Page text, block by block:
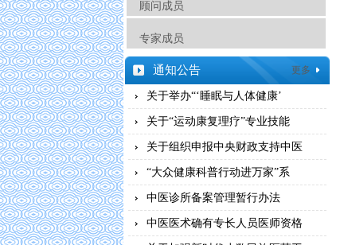
通知公告 更多
关于举办“‘睡眠与人体健康’
关于“运动康复理疗”专业技能
关于组织申报中央财政支持中医
“大众健康科普行动进万家”系
中医诊所备案管理暂行办法
中医医术确有专长人员医师资格
顾问成员
专家成员